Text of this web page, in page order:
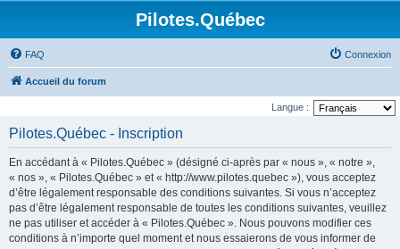
Pilotes.Québec
FAQ Connexion
Accueil du forum
Langue :
Pilotes.Québec - Inscription
En accédant à « Pilotes.Québec » (désigné ci-après par « nous », « notre »,
« nos », « Pilotes.Québec » et « http://www.pilotes.quebec »), vous acceptez
d’être légalement responsable des conditions suivantes. Si vous n’acceptez
pas d’être légalement responsable de toutes les conditions suivantes, veuillez
ne pas utiliser et accéder à « Pilotes.Québec ». Nous pouvons modifier ces
conditions à n’importe quel moment et nous essaierons de vous informer de